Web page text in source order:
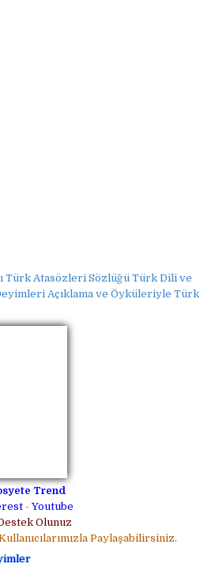
Türk Atasözleri Sözlüğü Türk Dili ve
Açıklama ve Öyküleriyle Türk
Trend
- Youtube
Olunuz
Paylaşabilirsiniz.